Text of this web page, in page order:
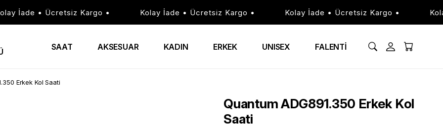
İade • Ücretsiz Kargo • Kolay İade • Ücretsiz Kargo • Kolay İade • Ücretsiz Kargo •
SAAT AKSESUAR KADIN ERKEK UNISEX FALENTİ
Erkek Kol Saati
Quantum ADG891.350 Erkek Kol
Saati